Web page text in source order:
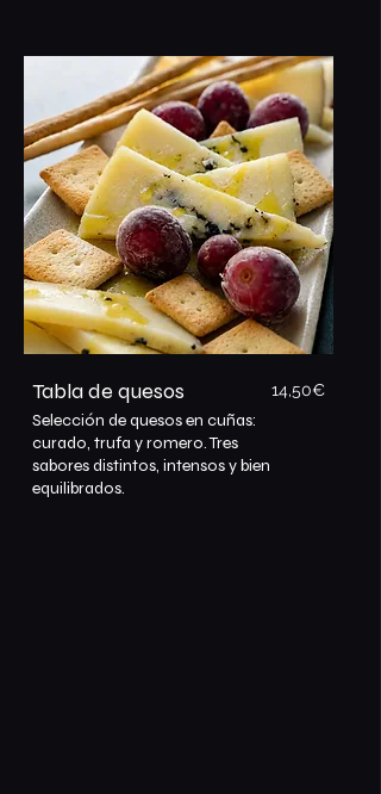
Tabla de quesos 14,50€
Selección de quesos en cuñas:
curado, trufa y romero. Tres
sabores distintos, intensos y bien
equilibrados.